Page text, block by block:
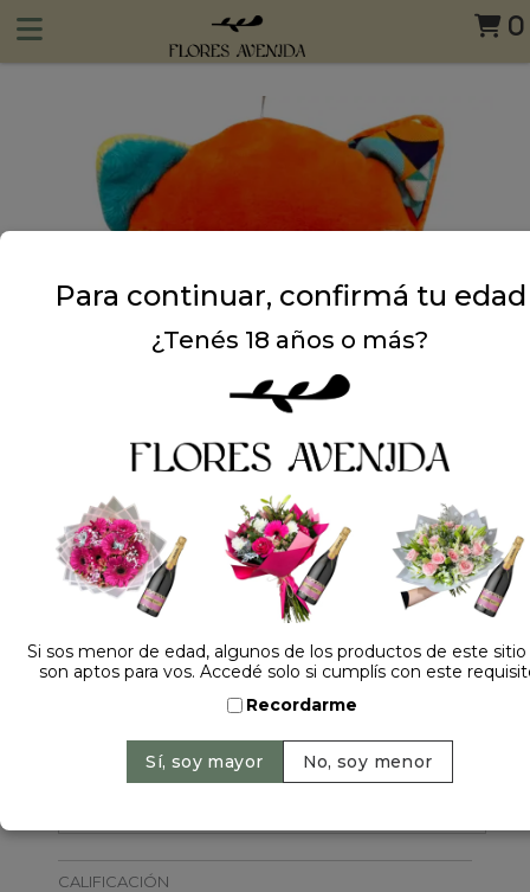
0
Dejá tu opinión
NOMBRE
CALIFICACIÓN
Para continuar, confirmá tu edad
¿Tenés 18 años o más?
Si sos menor de edad, algunos de los productos de este
son aptos para vos. Accedé solo si cumplís con este
Recordarme